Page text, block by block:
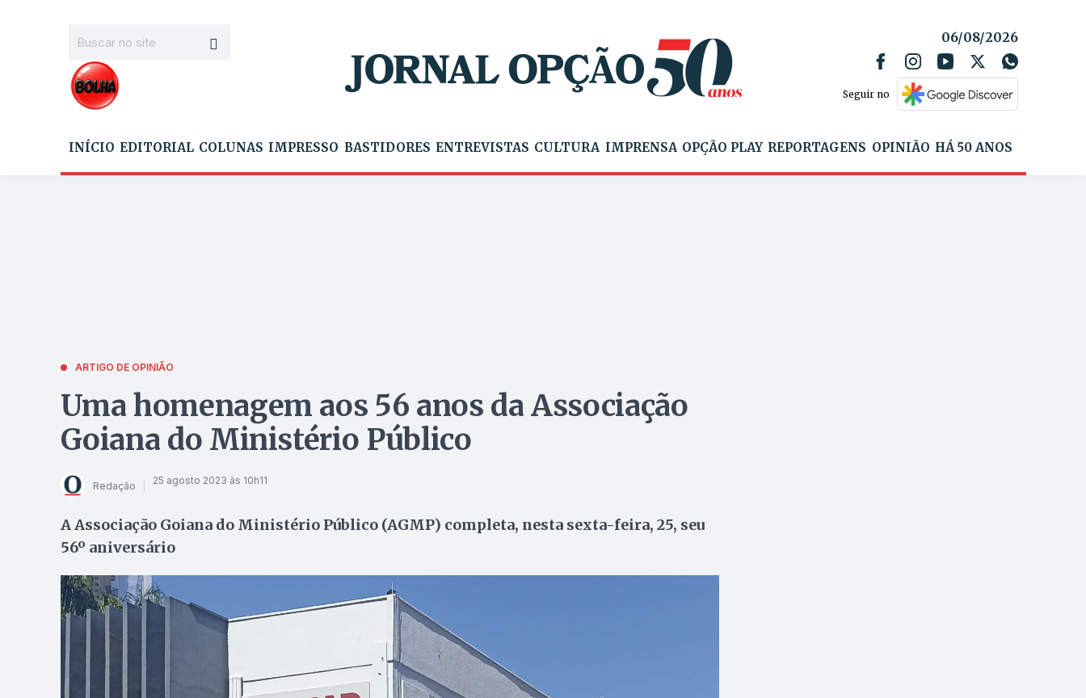
06/08/2026
Seguir no
INÍCIO EDITORIAL COLUNAS IMPRESSO BASTIDORES ENTREVISTAS CULTURA IMPRENSA OPÇÃO PLAY REPORTAGENS OPINIÃO HÁ 50 ANOS
ARTIGO DE OPINIÃO
Uma homenagem aos 56 anos da Associação
Goiana do Ministério Público
Redação 25 agosto 2023 às 10h11
A Associação Goiana do Ministério Público (AGMP) completa, nesta sexta-feira, 25, seu
56º aniversário